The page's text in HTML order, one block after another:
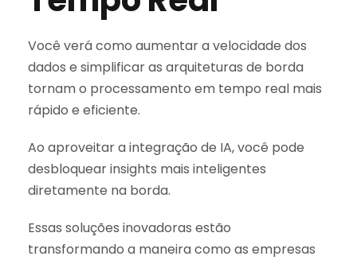
Você verá como aumentar a velocidade dos
dados e simplificar as arquiteturas de borda
tornam o processamento em tempo real mais
rápido e eficiente.
Ao aproveitar a integração de IA, você pode
desbloquear insights mais inteligentes
diretamente na borda.
Essas soluções inovadoras estão
transformando a maneira como as empresas